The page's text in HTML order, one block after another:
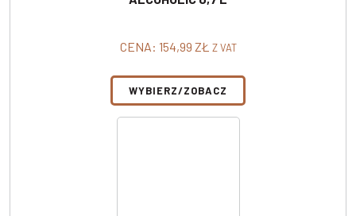
CENA: 154,99 ZŁ Z VAT
WYBIERZ/ZOBACZ